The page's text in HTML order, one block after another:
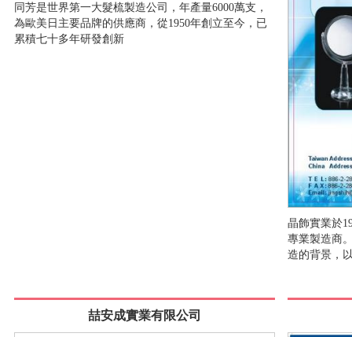
同芳是世界第一大髮梳製造公司，年產量6000萬支，
為歐美日主要品牌的供應商，從1950年創立至今，已
累積七十多年研發創新
晶飾實業於
專業製造商
造的背景，
喆安成實業有限公司